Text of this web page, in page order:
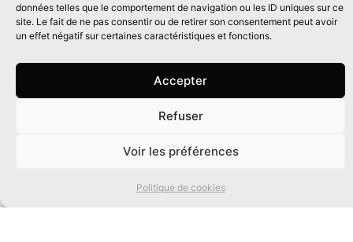
données telles que le comportement de navigation ou les ID uniques sur ce
site. Le fait de ne pas consentir ou de retirer son consentement peut avoir
un effet négatif sur certaines caractéristiques et fonctions.
Accepter
Refuser
Voir les préférences
Politique de cookies